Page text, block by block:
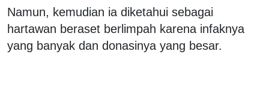
Namun, kemudian ia diketahui sebagai
hartawan beraset berlimpah karena infaknya
yang banyak dan donasinya yang besar.